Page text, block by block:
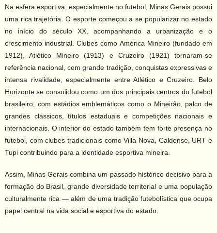
Na esfera esportiva, especialmente no futebol, Minas Gerais possui
uma rica trajetória. O esporte começou a se popularizar no estado
no início do século XX, acompanhando a urbanização e o
crescimento industrial. Clubes como América Mineiro (fundado em
1912), Atlético Mineiro (1913) e Cruzeiro (1921) tornaram-se
referência nacional, com grande tradição, conquistas expressivas e
intensa rivalidade, especialmente entre Atlético e Cruzeiro. Belo
Horizonte se consolidou como um dos principais centros do futebol
brasileiro, com estádios emblemáticos como o Mineirão, palco de
grandes clássicos, títulos estaduais e competições nacionais e
internacionais. O interior do estado também tem forte presença no
futebol, com clubes tradicionais como Villa Nova, Caldense, URT e
Tupi contribuindo para a identidade esportiva mineira.
Assim, Minas Gerais combina um passado histórico decisivo para a
formação do Brasil, grande diversidade territorial e uma população
culturalmente rica — além de uma tradição futebolística que ocupa
papel central na vida social e esportiva do estado.